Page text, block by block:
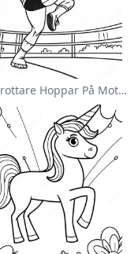
Wwe Brottare Hoppar På Motståndare Målarbild